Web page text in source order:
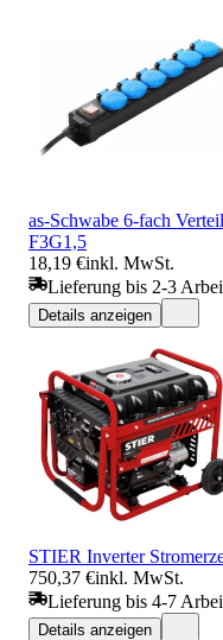
as-Schwabe 6-fach
F3G1,5
18,19 €inkl. MwSt.
Lieferung bis 2-3
Details anzeigen
STIER Inverter
750,37 €inkl. MwSt.
Lieferung bis 4-7
Details anzeigen